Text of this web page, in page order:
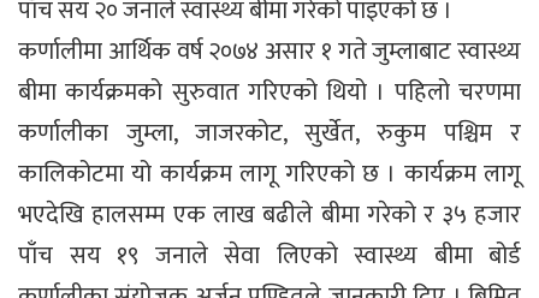
पाँच सय २० जनाले स्वास्थ्य बीमा गरेको पाइएको छ ।
कर्णालीमा आर्थिक वर्ष २०७४ असार १ गते जुम्लाबाट स्वास्थ्य
बीमा कार्यक्रमको सुरुवात गरिएको थियो । पहिलो चरणमा
कर्णालीका जुम्ला, जाजरकोट, सुर्खेत, रुकुम पश्चिम र
कालिकोटमा यो कार्यक्रम लागू गरिएको छ । कार्यक्रम लागू
भएदेखि हालसम्म एक लाख बढीले बीमा गरेको र ३५ हजार
पाँच सय १९ जनाले सेवा लिएको स्वास्थ्य बीमा बोर्ड